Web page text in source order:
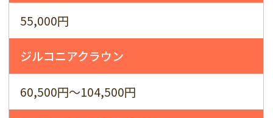
55,000円
ジルコニアクラウン
60,500円～104,500円